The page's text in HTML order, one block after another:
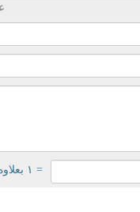
= ۱ بعلاوه ۵